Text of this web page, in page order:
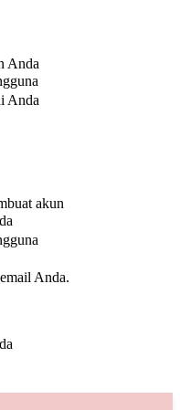
Anda
Anda
akun
Anda.